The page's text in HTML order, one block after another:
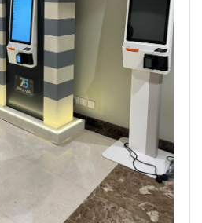
والفيديوهات."
وتعد هذه البطولة العالمية
مستوى العالم في هذه الرياضة،
لاعبي البلياردز من مختلف دول
من [3.يونيو] إلى [8.يونيو].